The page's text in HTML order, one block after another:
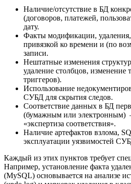
Наличие/отсутствие в БД
(договоров, платежей,
дату.
Факты модификации, удаления,
привязкой ко времени и (по
записи.
Нештатные изменения
удаление столбцов, изменение
триггеров).
Использование
СУБД для скрытия следов.
Соответствие данных в БД
(бумажным или электронным)
«экспертиза соответствия».
Наличие артефактов взлома,
эксплуатации уязвимостей
Каждый из этих пунктов требует
Например, установление факта
(MySQL) основывается на анализе